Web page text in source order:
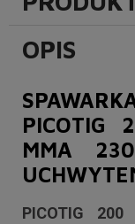
OPIS
PICOTIG
MMA
PICOTIG 200